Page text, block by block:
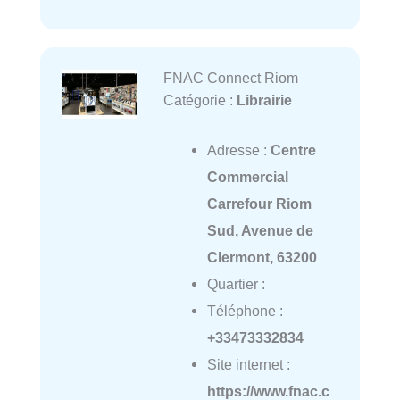
FNAC Connect Riom
Catégorie : Librairie
Adresse : Centre
Commercial
Carrefour Riom
Sud, Avenue de
Clermont, 63200
Quartier :
Téléphone :
+33473332834
Site internet :
https://www.fnac.c